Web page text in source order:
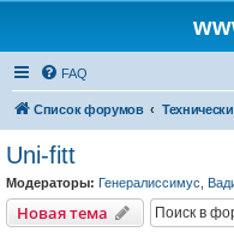
FAQ
Список форумов
Uni-fitt
Модераторы: Генералиссимус
Новая тема